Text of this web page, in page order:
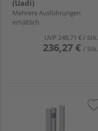
(Uadi)
Mehrere Ausführungen
erhältlich
UVP 248,71 €/ Stk.
236,27 € / Stk.